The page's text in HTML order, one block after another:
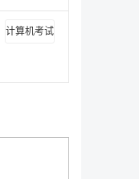
计算机考试